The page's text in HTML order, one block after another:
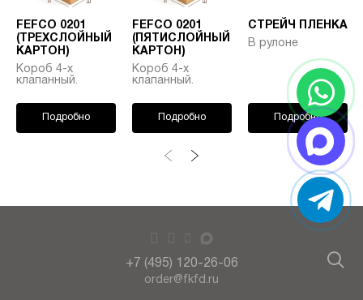
FEFCO 0201
(ТРЕХСЛОЙНЫЙ
КАРТОН)
Короб 4-х
клапанный.
Подробно
FEFCO 0201
(ПЯТИСЛОЙНЫЙ
КАРТОН)
Короб 4-х
клапанный.
Подробно
СТРЕЙЧ ПЛЕНКА
В рулоне
Подробно
+7 (495) 120-26-06
order@fkfd.ru